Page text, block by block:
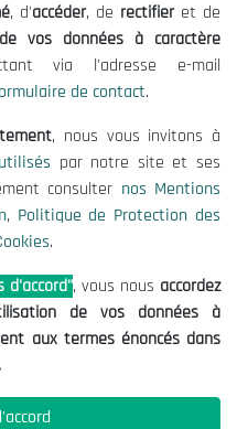
Données
?
, d'accéder, de rectifieret de
vos données à caractère
via l'adresse e-mail
de contact.
, nous vous invitons à
par notre site et ses
consulter nos Mentions
, Politique de Protection des
.
d'accord", vous nous accordez
de vos données à
aux termes énoncés dans